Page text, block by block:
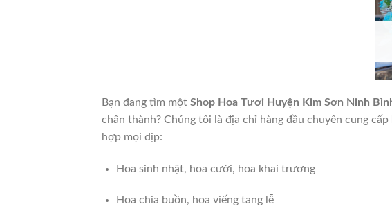
Bạn đang tìm một Shop Hoa Tươi Huyện Kim Sơn Ninh
chân thành? Chúng tôi là địa chỉ hàng đầu chuyên cung cấp
hợp mọi dịp:
Hoa sinh nhật, hoa cưới, hoa khai trương
Hoa chia buồn, hoa viếng tang lễ